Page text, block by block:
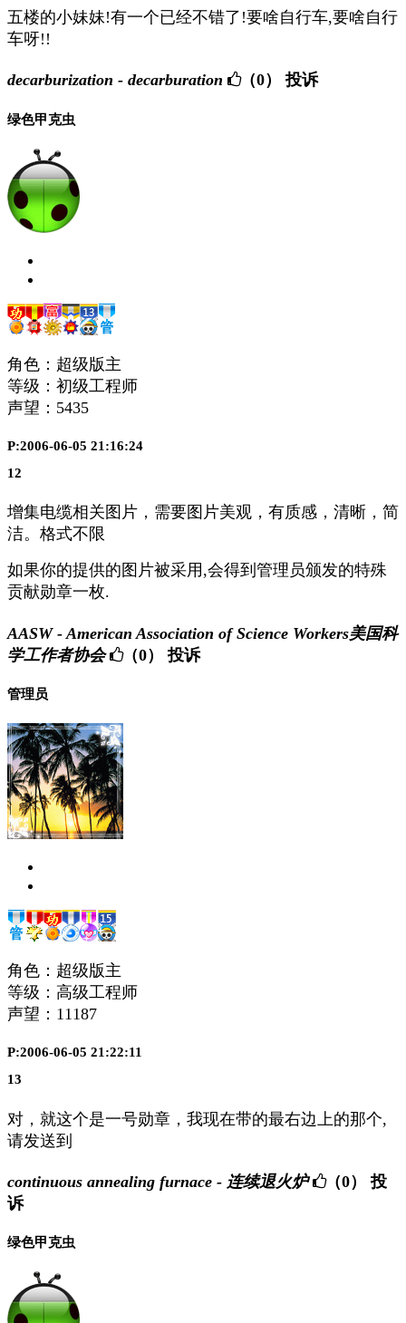
五楼的小妹妹!有一个已经不错了!要啥自行车,要啥自行
车呀!!
decarburization - decarburation （0） 投诉
绿色甲克虫
角色：超级版主
等级：初级工程师
声望： 5435
P:2006-06-05 21:16:24
12
增集电缆相关图片，需要图片美观，有质感，清晰，简
洁。格式不限
如果你的提供的图片被采用,会得到管理员颁发的特殊
贡献勋章一枚.
AASW - American Association of Science Workers美国科
学工作者协会
（0） 投诉
管理员
角色：超级版主
等级：高级工程师
声望： 11187
P:2006-06-05 21:22:11
13
对，就这个是一号勋章，我现在带的最右边上的那个,
请发送到
continuous annealing furnace - 连续退火炉 （0）
投
诉
绿色甲克虫